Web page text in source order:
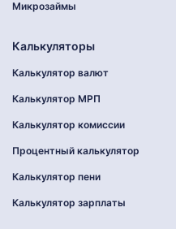
Микрозаймы
Калькуляторы
Калькулятор валют
Калькулятор МРП
Калькулятор комиссии
Процентный калькулятор
Калькулятор пени
Калькулятор зарплаты